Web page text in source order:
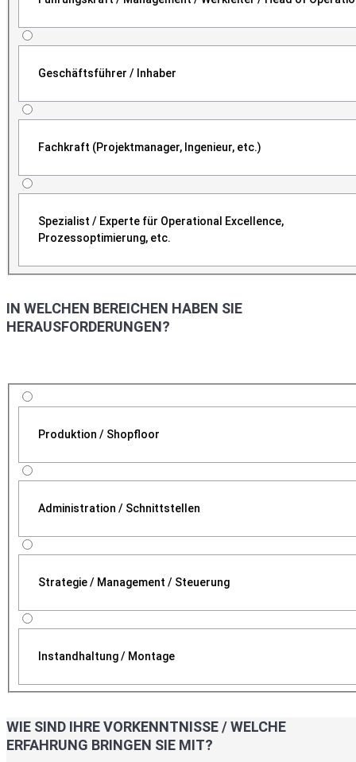
Geschäftsführer / Inhaber
Fachkraft (Projektmanager, Ingenieur, etc.)
Spezialist / Experte für Operational Excellence,
Prozessoptimierung, etc.
IN WELCHEN BEREICHEN HABEN SIE
HERAUSFORDERUNGEN?
Produktion / Shopfloor
Administration / Schnittstellen
Strategie / Management / Steuerung
Instandhaltung / Montage
WIE SIND IHRE VORKENNTNISSE / WELCHE
ERFAHRUNG BRINGEN SIE MIT?